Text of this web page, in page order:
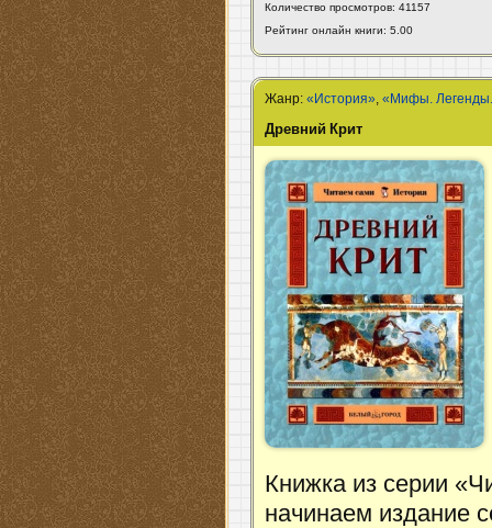
Количество просмотров: 41157
Рейтинг онлайн книги: 5.00
Жанр:«История»,«Мифы.
Древний Крит
Книжка из серии
начинаем издание